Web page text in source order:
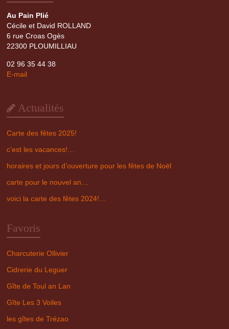
Au Pain Plié
Cécile et David ROLLAND
6 rue Croas Ogès
22300 PLOUMILLIAU
02 96 35 44 38
E-mail
Actualités
Carte des fêtes 2025!
c’est les vacances!…
horaires et jours d’ouverture pour les fêtes de Noël
carte pour le nouvel an…
voici la carte des fêtes 2024!…
Favoris
Charcuterie Ollivier
Cidrerie du Leguer
Gîte de Toul an Lan
Gîte Les 3 Voiles
les gîtes de Trézao